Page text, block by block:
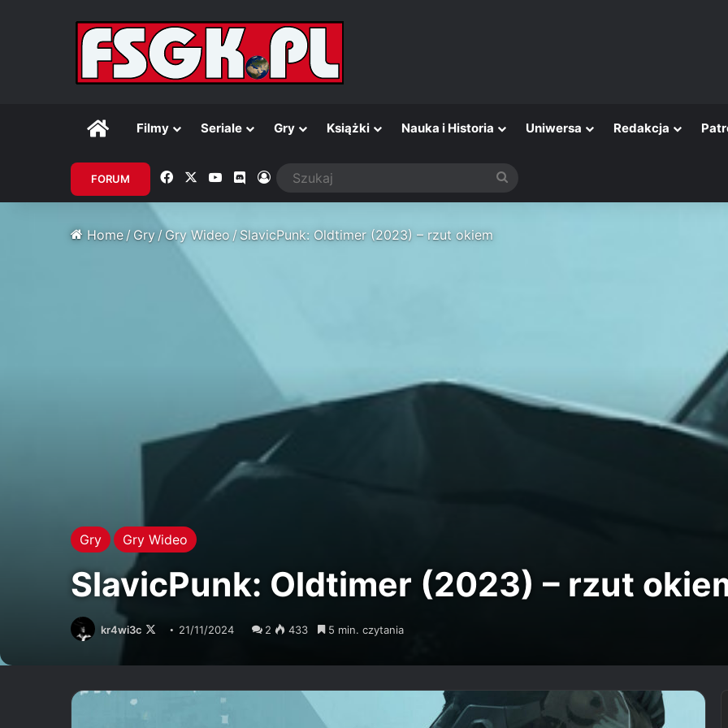
GłównaFilmy Seriale Gry Książki Nauka i Historia Uniwersa Redakcja
FORUM Facebook YouTubeDiscordZaloguj
Home /Gry /Gry Wideo / SlavicPunk: Oldtimer (2023) – rzut okiem
Gry Gry Wideo
SlavicPunk: Oldtimer (2023) – rzut
kr4wi3c
Follow
X
21/11/2024 2 433 5 min. czytania